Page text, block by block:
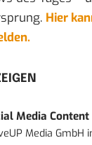
Hier
Media
Media GmbH